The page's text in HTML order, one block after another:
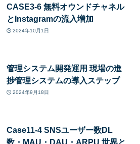
CASE3-6 無料オウンドチャネル
とInstagramの流入増加
2024年10月1日
管理システム開発運用 現場の進
捗管理システムの導入ステップ
2024年9月18日
Case11-4 SNSユーザー数DL
数・MAU・DAU・ARPU 世界と